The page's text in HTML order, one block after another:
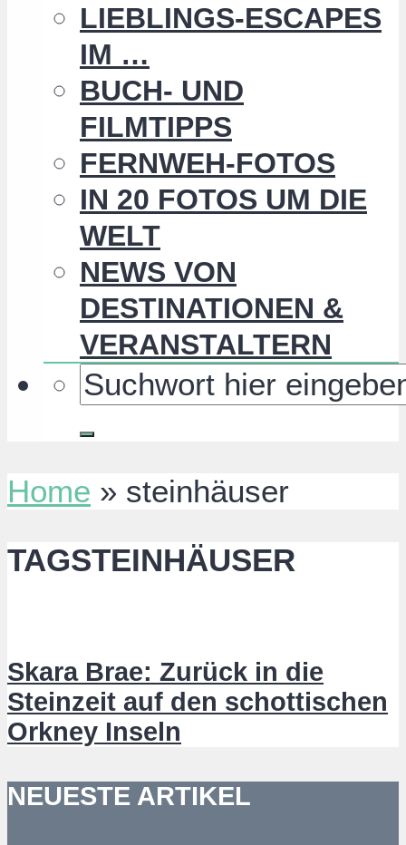
LIEBLINGS-ESCAPES
IM …
BUCH- UND
FILMTIPPS
FERNWEH-FOTOS
IN 20 FOTOS UM DIE
WELT
NEWS VON
DESTINATIONEN &
VERANSTALTERN
Home » steinhäuser
TAGSTEINHÄUSER
Skara Brae: Zurück in die
Steinzeit auf den schottischen
Orkney Inseln
NEUESTE ARTIKEL